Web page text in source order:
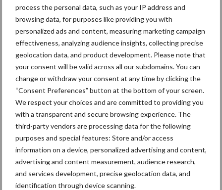
process the personal data, such as your IP address and
browsing data, for purposes like providing you with
personalized ads and content, measuring marketing campaign
effectiveness, analyzing audience insights, collecting precise
geolocation data, and product development. Please note that
your consent will be valid across all our subdomains. You can
change or withdraw your consent at any time by clicking the
“Consent Preferences” button at the bottom of your screen.
We respect your choices and are committed to providing you
with a transparent and secure browsing experience. The
third-party vendors are processing data for the following
purposes and special features: Store and/or access
information on a device, personalized advertising and content,
advertising and content measurement, audience research,
and services development, precise geolocation data, and
identification through device scanning.
moest nog een tussenbok gemaakt worden om de frees in de
fronthef te kunnen hangen. Die is van vijftig millimeter dikke
platen gemaakt om zo een extra gewicht te creëren van dik 220
kilogram. Achter de spitmachine hangen twee ringrollen en met
nodig om de trekker tijdens keren op de kopakker voor aan de
grond te houden.
“Met Timmerman weet je dat het
goed zit”
Timmerman de vaste loonwerker voor de mais, mestafvoer en de
ronde balen is. “Eigenlijk weten we niet beter”, antwoordt hij op